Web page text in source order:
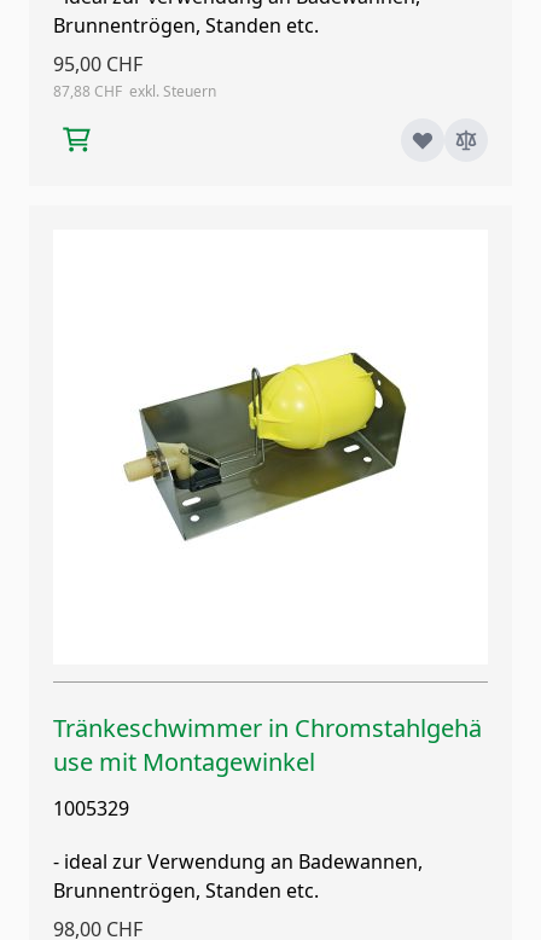
Brunnentrögen, Standen etc.
95,00 CHF
87,88 CHF
Tränkeschwimmer in Chromstahlgehä
use mit Montagewinkel
1005329
- ideal zur Verwendung an Badewannen,
Brunnentrögen, Standen etc.
98,00 CHF